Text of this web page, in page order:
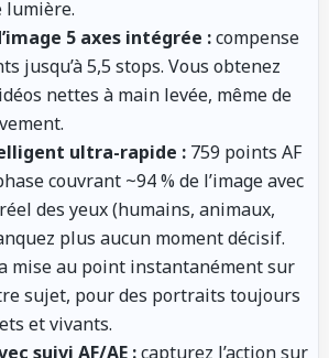
lumière.
5 axes intégrée :compense
jusqu’à 5,5 stops. Vous obtenez
nettes à main levée, même de
ultra-rapide : 759 points AF
couvrant ~94 % de l’image avec
des yeux (humains, animaux,
plus aucun moment décisif.
mise au point instantanément sur
sujet, pour des portraits toujours
et vivants.
suivi AF/AE :capturez l’action sur